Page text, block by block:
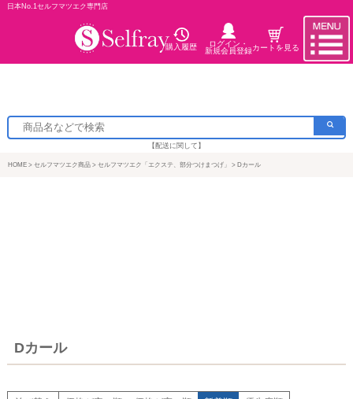
日本No.1セルフマツエク専門店
購入履歴
ログイン・
新規会員登録カートを見る
【配送に関して】
HOME セルフマツエク商品 セルフマツエク「エクステ、部分つけまつげ」 Dカール
Dカール